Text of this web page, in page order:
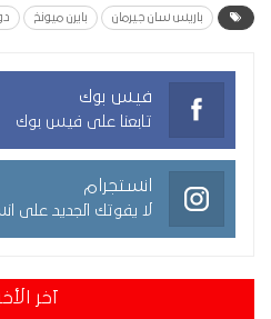
باريس سان جيرمان بايرن ميونخ
فيس بوك
تابعنا على فيس بوك
انستجرام
لا يفوتك الجديد على
آخر